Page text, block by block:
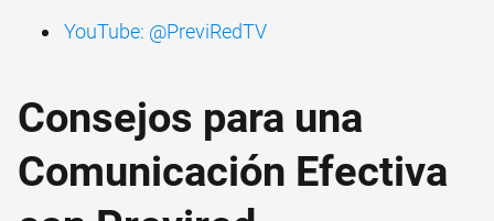
YouTube: @PreviRedTV
Consejos para una
Comunicación Efectiva